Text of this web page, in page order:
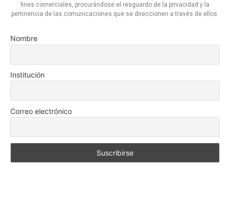
fines comerciales, procurándose el resguardo de la privacidad y la
pertinencia de las comunicaciones que se direccionen a través de ellos.
Nombre
Institución
Correo electrónico